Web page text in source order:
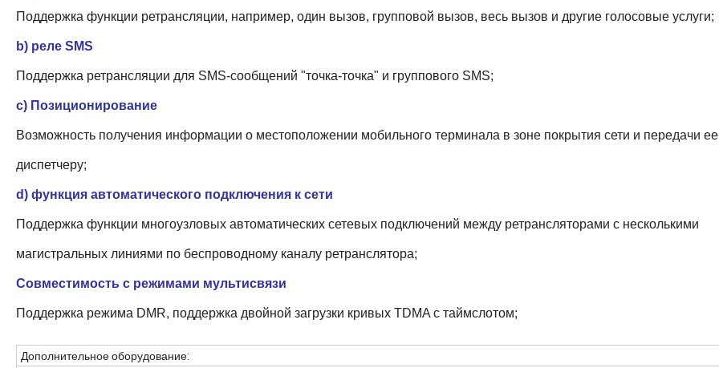
Поддержка функции ретрансляции, например, один вызов, групповой вызов, весь вызов и другие голосовые услуги;
b) реле SMS
Поддержка ретрансляции для SMS-сообщений "точка-точка" и группового SMS;
c) Позиционирование
Возможность получения информации о местоположении мобильного терминала в зоне покрытия сети и передачи ее
диспетчеру;
d) функция автоматического подключения к сети
Поддержка функции многоузловых автоматических сетевых подключений между ретрансляторами с несколькими
магистральных линиями по беспроводному каналу ретранслятора;
Совместимость с режимами мультисвязи
Поддержка режима DMR, поддержка двойной загрузки кривых TDMA с таймслотом;
Дополнительное оборудование: